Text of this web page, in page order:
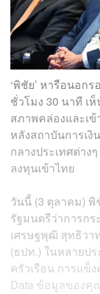
‘พิชัย’ หารือนอกร
ชั่วโมง 30 นาที เ
สภาพคล่องและเ
หลังสถาบันการเงิ
กลางประเทศต่าง
ลงทุนเข้าไทย
วันนี้ (3 ตุลาคม)
รัฐมนตรีว่าการกร
เศรษฐพุฒิ สุทธิวา
(ธปท.) ในหลายป
ครัวเรือน การแข็
Data ข้อมูลของคุ